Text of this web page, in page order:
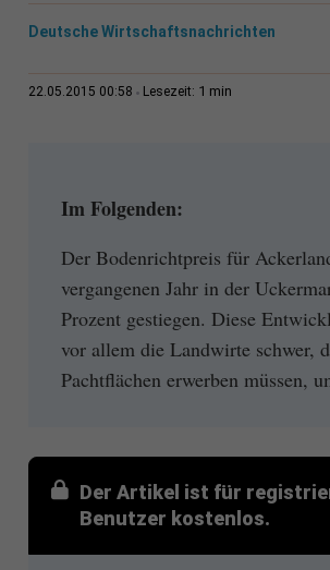
Deutsche Wirtschaftsnachrichten
22.05.2015 00:58 Lesezeit: 1 min
Im Folgenden:
Der Bodenrichtpreis für
vergangenen Jahr in der
Prozent gestiegen. Diese
vor allem die Landwirte schwer,
Pachtflächen erwerben müssen,
Der Artikel ist für
Benutzer kostenlos.